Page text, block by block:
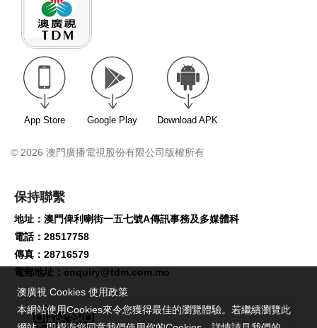
App Store Google Play Download APK
© 2026 澳門廣播電視股份有限公司版權所有
保持聯繫
地址：澳門俾利喇街一五七號A傳訊事務及多媒體科
電話：28517758
傳真：28716579
電郵地址： enquiry@tdm.com.mo
澳廣視 Cookies 使用政策
本網站使用Cookies來令您獲得最佳的瀏覽體驗。若繼續瀏覽此